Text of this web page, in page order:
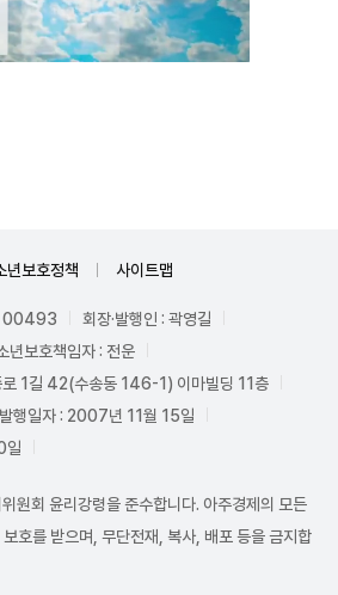
년보호정책 사이트맵
00493
회장·발행인 : 곽영길
년보호책임자 : 전운
로 1길 42(수송동 146-1) 이마빌딩 11층
발행일자 : 2007년 11월 15일
일
원회 윤리강령을 준수합니다. 아주경제의 모든
호를 받으며, 무단전재, 복사, 배포 등을 금지합